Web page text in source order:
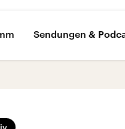
Sendungen &